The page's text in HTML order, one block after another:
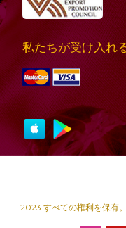
私たちが受け入れ
2023 すべての権利を保有